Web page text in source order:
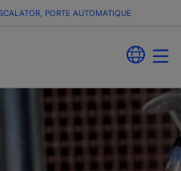
PORTE AUTOMATIQUE